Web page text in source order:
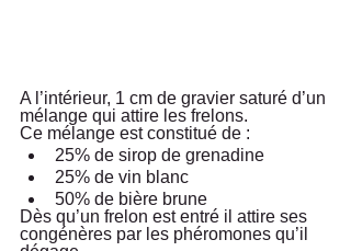
A l’intérieur, 1 cm de gravier saturé d’un
mélange qui attire les frelons.
Ce mélange est constitué de :
25% de sirop de grenadine
25% de vin blanc
50% de bière brune
Dès qu’un frelon est entré il attire ses
congénères par les phéromones qu’il